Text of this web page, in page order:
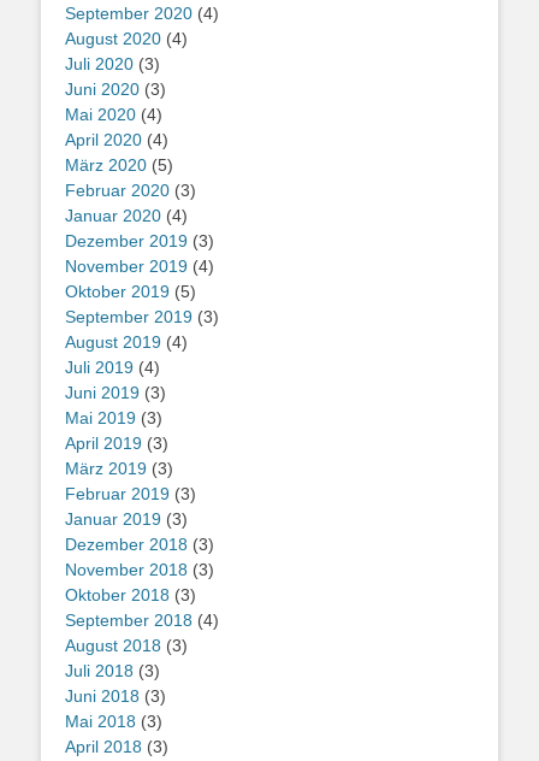
September 2020 (4)
August 2020 (4)
Juli 2020 (3)
Juni 2020 (3)
Mai 2020 (4)
April 2020 (4)
März 2020 (5)
Februar 2020 (3)
Januar 2020 (4)
Dezember 2019 (3)
November 2019 (4)
Oktober 2019 (5)
September 2019 (3)
August 2019 (4)
Juli 2019 (4)
Juni 2019 (3)
Mai 2019 (3)
April 2019 (3)
März 2019 (3)
Februar 2019 (3)
Januar 2019 (3)
Dezember 2018 (3)
November 2018 (3)
Oktober 2018 (3)
September 2018 (4)
August 2018 (3)
Juli 2018 (3)
Juni 2018 (3)
Mai 2018 (3)
April 2018 (3)